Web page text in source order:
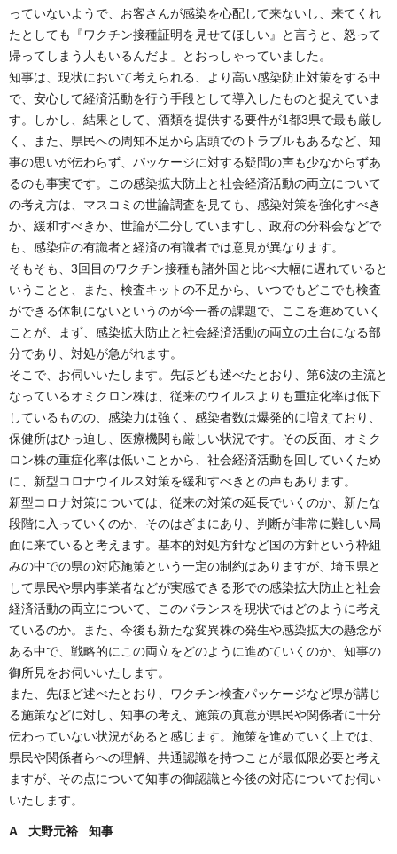
っていないようで、お客さんが感染を心配して来ないし、来てくれ
たとしても『ワクチン接種証明を見せてほしい』と言うと、怒って
帰ってしまう人もいるんだよ」とおっしゃっていました。
知事は、現状において考えられる、より高い感染防止対策をする中
で、安心して経済活動を行う手段として導入したものと捉えていま
す。しかし、結果として、酒類を提供する要件が1都3県で最も厳し
く、また、県民への周知不足から店頭でのトラブルもあるなど、知
事の思いが伝わらず、パッケージに対する疑問の声も少なからずあ
るのも事実です。この感染拡大防止と社会経済活動の両立について
の考え方は、マスコミの世論調査を見ても、感染対策を強化すべき
か、緩和すべきか、世論が二分していますし、政府の分科会などで
も、感染症の有識者と経済の有識者では意見が異なります。
そもそも、3回目のワクチン接種も諸外国と比べ大幅に遅れていると
いうことと、また、検査キットの不足から、いつでもどこでも検査
ができる体制にないというのが今一番の課題で、ここを進めていく
ことが、まず、感染拡大防止と社会経済活動の両立の土台になる部
分であり、対処が急がれます。
そこで、お伺いいたします。先ほども述べたとおり、第6波の主流と
なっているオミクロン株は、従来のウイルスよりも重症化率は低下
しているものの、感染力は強く、感染者数は爆発的に増えており、
保健所はひっ迫し、医療機関も厳しい状況です。その反面、オミク
ロン株の重症化率は低いことから、社会経済活動を回していくため
に、新型コロナウイルス対策を緩和すべきとの声もあります。
新型コロナ対策については、従来の対策の延長でいくのか、新たな
段階に入っていくのか、そのはざまにあり、判断が非常に難しい局
面に来ていると考えます。基本的対処方針など国の方針という枠組
みの中での県の対応施策という一定の制約はありますが、埼玉県と
して県民や県内事業者などが実感できる形での感染拡大防止と社会
経済活動の両立について、このバランスを現状ではどのように考え
ているのか。また、今後も新たな変異株の発生や感染拡大の懸念が
ある中で、戦略的にこの両立をどのように進めていくのか、知事の
御所見をお伺いいたします。
また、先ほど述べたとおり、ワクチン検査パッケージなど県が講じ
る施策などに対し、知事の考え、施策の真意が県民や関係者に十分
伝わっていない状況があると感じます。施策を進めていく上では、
県民や関係者らへの理解、共通認識を持つことが最低限必要と考え
ますが、その点について知事の御認識と今後の対応についてお伺い
いたします。
A 大野元裕 知事